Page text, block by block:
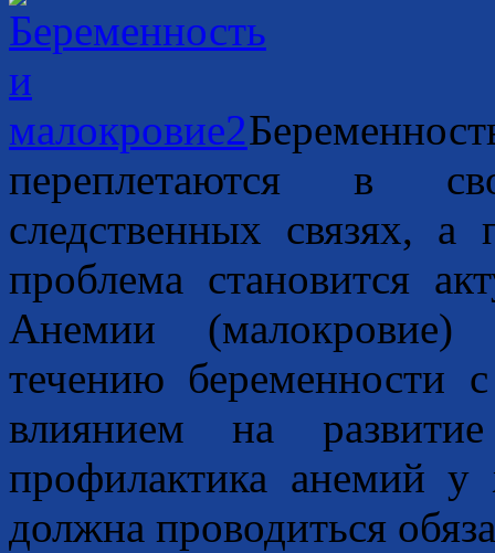
переплетаются в
следственных связях, а
проблема становится
Анемии
течению беременности
влиянием на
профилактика анемий у
должна проводиться